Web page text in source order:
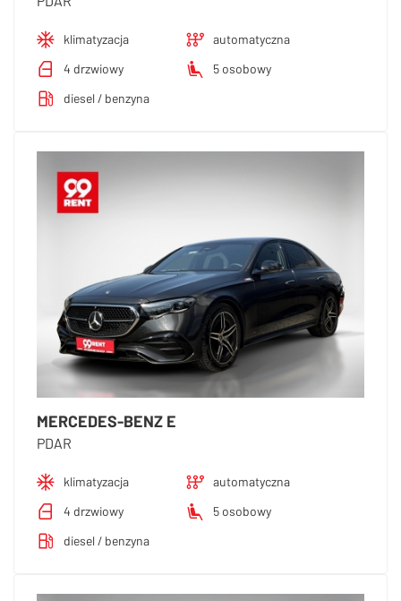
klimatyzacja
automatyczna
4 drzwiowy
5 osobowy
diesel / benzyna
MERCEDES-BENZ E
PDAR
klimatyzacja
automatyczna
4 drzwiowy
5 osobowy
diesel / benzyna